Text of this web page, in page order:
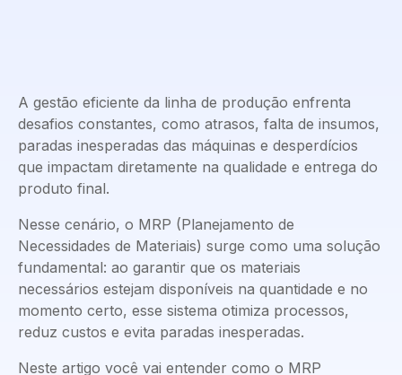
A gestão eficiente da linha de produção enfrenta
desafios constantes, como atrasos, falta de insumos,
paradas inesperadas das máquinas e desperdícios
que impactam diretamente na qualidade e entrega do
produto final.
Nesse cenário, o MRP (Planejamento de
Necessidades de Materiais) surge como uma solução
fundamental: ao garantir que os materiais
necessários estejam disponíveis na quantidade e no
momento certo, esse sistema otimiza processos,
reduz custos e evita paradas inesperadas.
Neste artigo você vai entender como o MRP